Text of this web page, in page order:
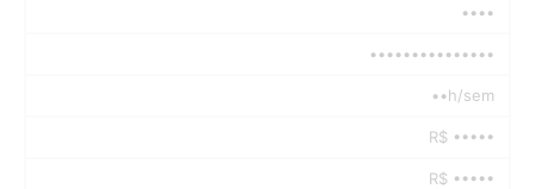
••••
•••••••••••••••
••h/sem
R$ •••••
R$ •••••